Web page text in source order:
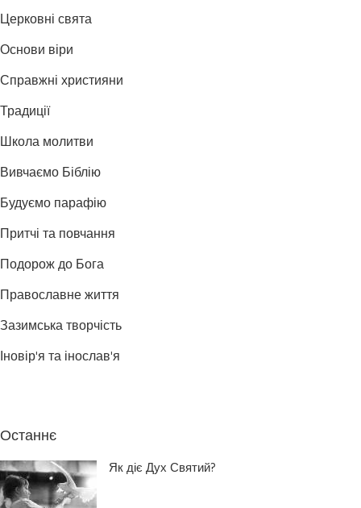
Церковні свята
Основи віри
Справжні християни
Традиції
Школа молитви
Вивчаємо Біблію
Будуємо парафію
Притчі та повчання
Подорож до Бога
Православне життя
Зазимська творчість
Іновір'я та інослав'я
Останнє
Як діє Дух Святий?